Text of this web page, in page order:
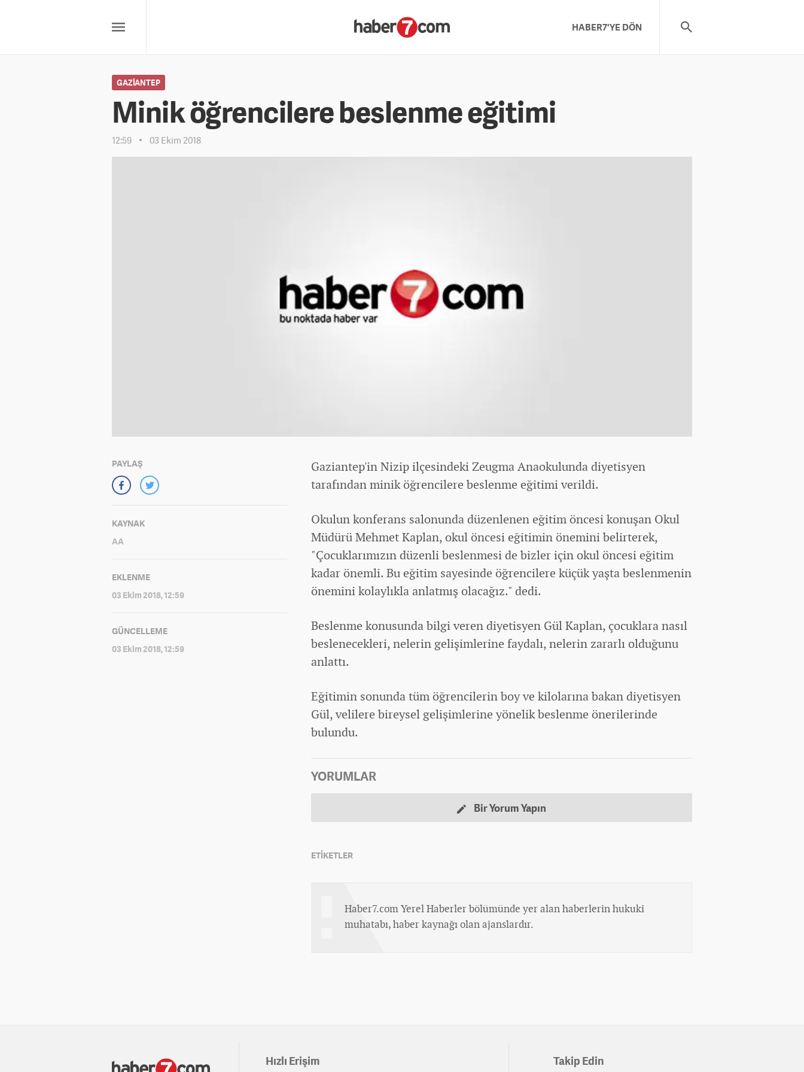
HABER7'YE DÖN
GAZIANTEP
Minik öğrencilere beslenme eğitimi
12:59 03 Ekim 2018
PAYLAŞ
KAYNAK
AA
EKLENME
03 Ekim 2018, 12:59
GÜNCELLEME
03 Ekim 2018, 12:59
Gaziantep'in Nizip ilçesindeki Zeugma Anaokulunda diyetisyen
tarafından minik öğrencilere beslenme eğitimi verildi.
Okulun konferans salonunda düzenlenen eğitim öncesi konuşan Okul
Müdürü Mehmet Kaplan, okul öncesi eğitimin önemini belirterek,
"Çocuklarımızın düzenli beslenmesi de bizler için okul öncesi eğitim
kadar önemli. Bu eğitim sayesinde öğrencilere küçük yaşta beslenmenin
önemini kolaylıkla anlatmış olacağız." dedi.
Beslenme konusunda bilgi veren diyetisyen Gül Kaplan, çocuklara nasıl
beslenecekleri, nelerin gelişimlerine faydalı, nelerin zararlı olduğunu
anlattı.
Eğitimin sonunda tüm öğrencilerin boy ve kilolarına bakan diyetisyen
Gül, velilere bireysel gelişimlerine yönelik beslenme önerilerinde
bulundu.
YORUMLAR
Bir Yorum Yapın
ETİKETLER
Haber7.com Yerel Haberler bölümünde yer alan haberlerin hukuki
muhatabı, haber kaynağı olan ajanslardır.
Hızlı Erişim Takip Edin